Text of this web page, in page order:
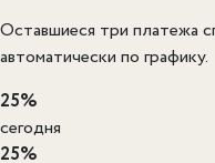
Оставшиеся три платежа
автоматически по графику.
25%
сегодня
25%